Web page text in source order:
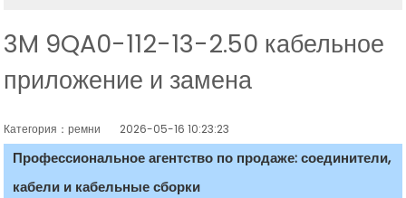
3M 9QA0-112-13-2.50 кабельное
приложение и замена
Категория：ремни 2026-05-16 10:23:23
Профессиональное агентство по продаже: соединители,
кабели и кабельные сборки